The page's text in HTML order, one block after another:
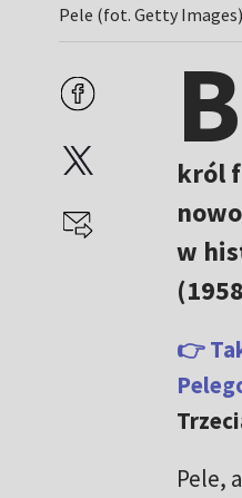
Pele (fot. Getty Images)
B
król
w
👉
Pele,